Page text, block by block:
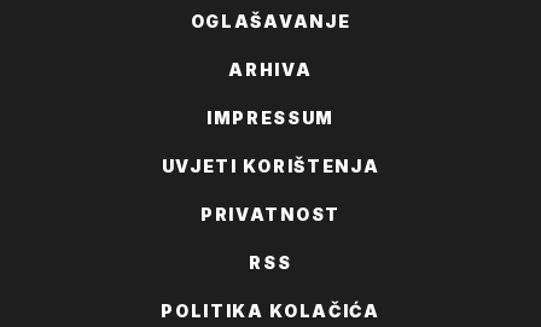
OGLAŠAVANJE
ARHIVA
IMPRESSUM
UVJETI KORIŠTENJA
PRIVATNOST
RSS
POLITIKA KOLAČIĆA